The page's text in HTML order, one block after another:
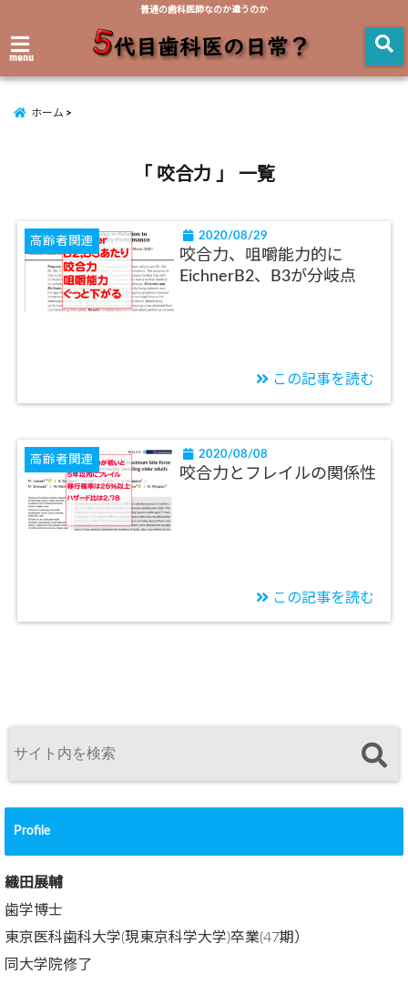
普通の歯科医師なのか違うのか
menu
ホーム
「 咬合力 」 一覧
高齢者関連 2020/08/29
咬合力、咀嚼能力的に
EichnerB2、B3が分岐点
この記事を読む
高齢者関連 2020/08/08
咬合力とフレイルの関係性
この記事を読む
Profile
織田展輔
歯学博士
東京医科歯科大学(現東京科学大学)卒業(47期）
同大学院修了